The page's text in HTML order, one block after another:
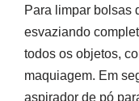
Para limpar bolsas
esvaziando
todos os objetos,
maquiagem. Em
aspirador de pó